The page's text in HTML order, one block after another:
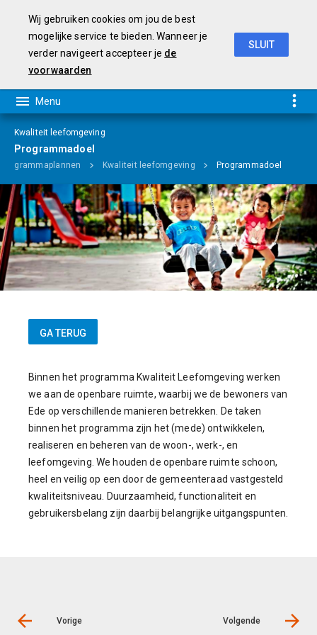
Kwaliteit leefomgeving
Programmadoel
Programmaplannen Kwaliteit leefomgeving Programmadoel
Binnen het programma Kwaliteit Leefomgeving werken
we aan de openbare ruimte, waarbij we de bewoners van
Ede op verschillende manieren betrekken. De taken
binnen het programma zijn het (mede) ontwikkelen,
realiseren en beheren van de woon-, werk-, en
leefomgeving. We houden de openbare ruimte schoon,
heel en veilig op een door de gemeenteraad vastgesteld
kwaliteitsniveau. Duurzaamheid, functionaliteit en
gebruikersbelang zijn daarbij belangrijke uitgangspunten.
Vorige Volgende
Wij gebruiken cookies om jou de best
mogelijke service te bieden. Wanneer je
verder navigeert accepteer je de
voorwaarden
SLUIT